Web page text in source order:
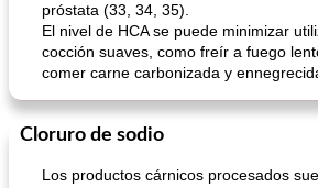
próstata (33, 34, 35).
El nivel de HCA se puede minimizar
cocción suaves, como freír a fuego
comer carne carbonizada y
Cloruro de sodio
Los productos cárnicos procesados